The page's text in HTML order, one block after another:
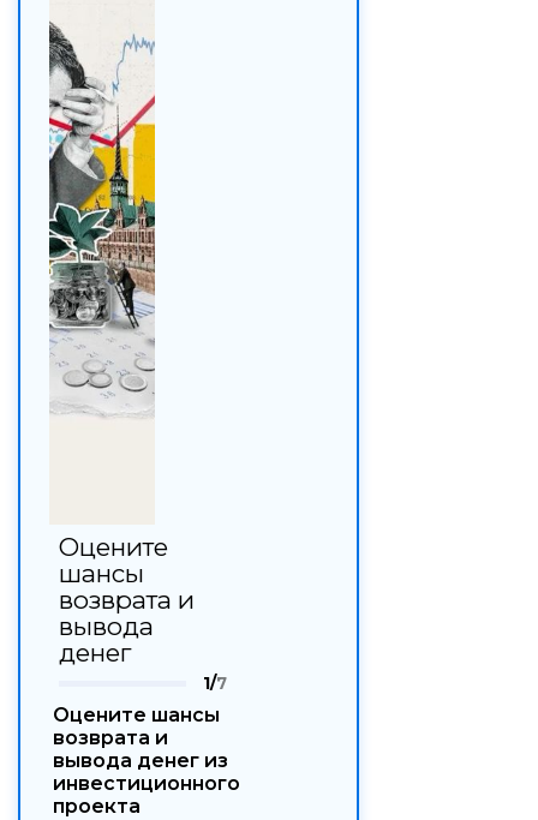
Оцените
шансы
возврата и
вывода
денег
1/7
Оцените шансы
возврата и
вывода денег из
инвестиционного
проекта